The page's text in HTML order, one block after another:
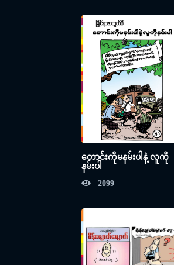
တောင်းကိုမနမ်းပါနဲ့ လူကို
နမ်းပါ
2099